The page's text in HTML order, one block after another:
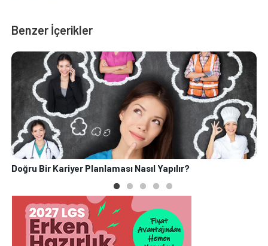
Benzer İçerikler
Doğru Bir Kariyer Planlaması Nasıl Yapılır?